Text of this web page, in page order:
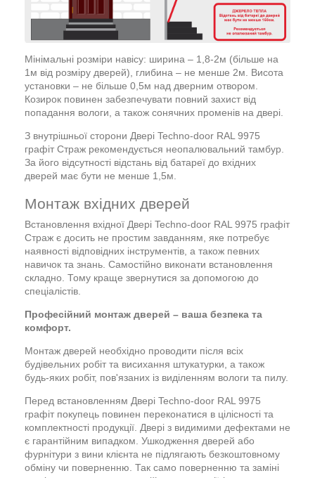
Мінімальні розміри навісу: ширина – 1,8-2м (більше на
1м від розміру дверей), глибина – не менше 2м. Висота
установки – не більше 0,5м над дверним отвором.
Козирок повинен забезпечувати повний захист від
попадання вологи, а також сонячних променів на двері.
З внутрішньої сторони Двері Techno-door RAL 9975
графіт Страж рекомендується неопалювальний тамбур.
За його відсутності відстань від батареї до вхідних
дверей має бути не менше 1,5м.
Монтаж вхідних дверей
Встановлення вхідної Двері Techno-door RAL 9975 графіт
Страж є досить не простим завданням, яке потребує
наявності відповідних інструментів, а також певних
навичок та знань. Самостійно виконати встановлення
складно. Тому краще звернутися за допомогою до
спеціалістів.
Професійний монтаж дверей – ваша безпека та
комфорт.
Монтаж дверей необхідно проводити після всіх
будівельних робіт та висихання штукатурки, а також
будь-яких робіт, пов'язаних із виділенням вологи та пилу.
Перед встановленням Двері Techno-door RAL 9975
графіт покупець повинен переконатися в цілісності та
комплектності продукції. Двері з видимими дефектами не
є гарантійним випадком. Ушкодження дверей або
фурнітури з вини клієнта не підлягають безкоштовному
обміну чи поверненню. Так само поверненню та заміні